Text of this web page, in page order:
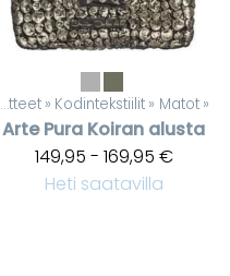
Tuotteet ‪» Kodintekstiilit ‪» Matot ‪»
Arte Pura Koiran alusta
149,95 - 169,95 €
Heti saatavilla